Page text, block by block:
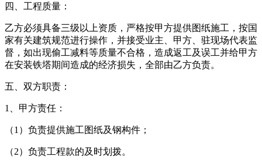
四、工程质量：
乙方必须具备三级以上资质，严格按甲方提供图纸施工，按国
家有关建筑规范进行操作，并接受业主、甲方、驻现场代表监
督，如出现偷工减料等质量不合格，造成返工及误工并给甲方
在安装铁塔期间造成的经济损失，全部由乙方负责。
五、双方职责：
1、甲方责任：
（1）负责提供施工图纸及钢构件；
（2）负责工程款的及时划拨。